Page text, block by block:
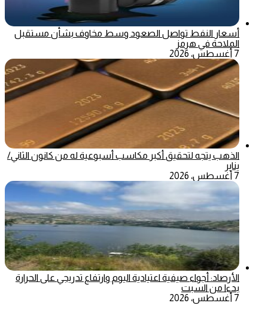
أسعار النفط تواصل الصعود وسط مخاوف بشأن مستقبل
الملاحة في هرمز
7 أغسطس، 2026
الذهب يتجه لتحقيق أكبر مكاسب أسبوعية له من كانون الثاني/
يناير
7 أغسطس، 2026
الأرصاد: أجواء صيفية اعتيادية اليوم وارتفاع تدريجي على الحرارة
بدءا من السبت
7 أغسطس، 2026